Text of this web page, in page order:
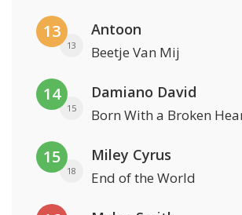
13
13
Antoon
Beetje Van Mij
14
15
Damiano David
Born With a Broken
15
18
Miley Cyrus
End of the World